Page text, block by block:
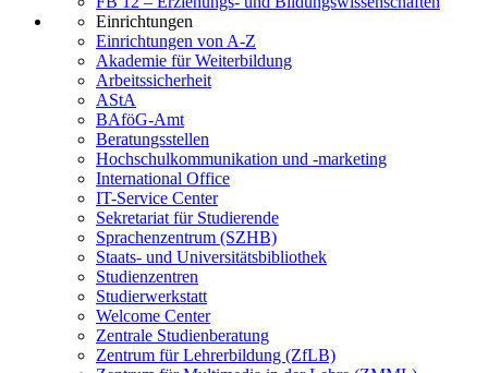
Einrichtungen
Einrichtungen von A-Z
Akademie für Weiterbildung
Arbeitssicherheit
AStA
BAföG-Amt
Beratungsstellen
Hochschulkommunikation und -marketing
International Office
IT-Service Center
Sekretariat für Studierende
Sprachenzentrum (SZHB)
Staats- und Universitätsbibliothek
Studienzentren
Studierwerkstatt
Welcome Center
Zentrale Studienberatung
Zentrum für Lehrerbildung (ZfLB)